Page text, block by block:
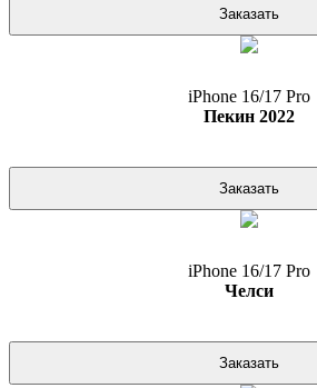
Заказать
iPhone 16/17 Pro
Пекин 2022
Заказать
iPhone 16/17 Pro
Челси
Заказать